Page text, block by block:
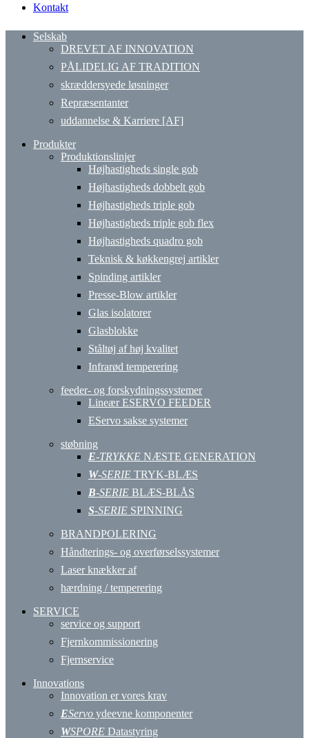
Kontakt
Selskab
DREVET AF INNOVATION
PÅLIDELIG AF TRADITION
skræddersyede løsninger
Repræsentanter
uddannelse & Karriere [AF]
Produkter
Produktionslinjer
Højhastigheds single gob
Højhastigheds dobbelt gob
Højhastigheds triple gob
Højhastigheds triple gob flex
Højhastigheds quadro gob
Teknisk & køkkengrej artikler
Spinding artikler
Presse-Blow artikler
Glas isolatorer
Glasblokke
Ståltøj af høj kvalitet
Infrarød temperering
feeder- og forskydningssystemer
Lineær ESERVO FEEDER
EServo sakse systemer
støbning
E-TRYKKE NÆSTE GENERATION
W-SERIE TRYK-BLÆS
B-SERIE BLÆS-BLÅS
S-SERIE SPINNING
BRANDPOLERING
Håndterings- og overførselssystemer
Laser knækker af
hærdning / temperering
SERVICE
service og support
Fjernkommissionering
Fjernservice
Innovations
Innovation er vores krav
EServo ydeevne komponenter
WSPORE Datastyring